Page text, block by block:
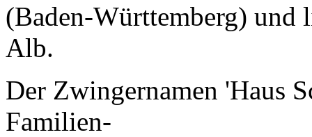
(Baden-Württemberg) und
Alb.
Der Zwingernamen 'Haus
Familien-